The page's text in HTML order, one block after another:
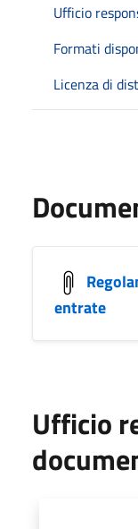
Ufficio
Formati
Licenza di
entrate
Ufficio